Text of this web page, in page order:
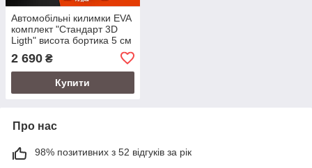
Автомобільні килимки EVA
комплект "Стандарт 3D
Ligth" висота бортика 5 см
2 690 ₴
Купити
Про нас
98% позитивних з 52 відгуків за рік